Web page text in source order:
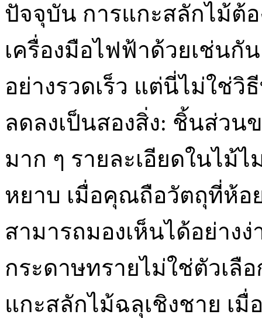
ปัจจุบัน การแกะสลักไม้ต้
เครื่องมือไฟฟ้าด้วยเช่น
อย่างรวดเร็ว แต่นี่ไม่ใช่
ลดลงเป็นสองสิ่ง: ชิ้นส่วน
มาก ๆ รายละเอียดในไม้
หยาบ เมื่อคุณถือวัตถุที่ห้
สามารถมองเห็นได้อย่าง
กระดาษทรายไม่ใช่ตัวเลื
แกะสลักไม้ฉลุเชิงชาย เ